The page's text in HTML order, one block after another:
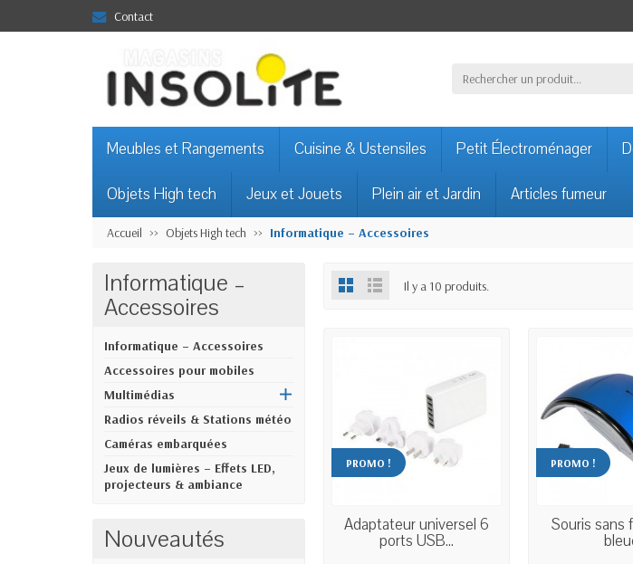
Contact
Meubles et Rangements Cuisine & Ustensiles Petit Électroménager
Objets High tech Jeux et Jouets Plein air et Jardin Articles fumeur
Accueil Objets High tech Informatique – Accessoires
Informatique –
Accessoires
Informatique – Accessoires
Accessoires pour mobiles
Multimédias
Radios réveils & Stations météo
Caméras embarquées
Jeux de lumières – Effets LED,
projecteurs & ambiance
Nouveautés
Il y a 10 produits.
PROMO !
EN STOCK
Adaptateur universel 6
ports USB...
PROMO !
EN
Souris sans